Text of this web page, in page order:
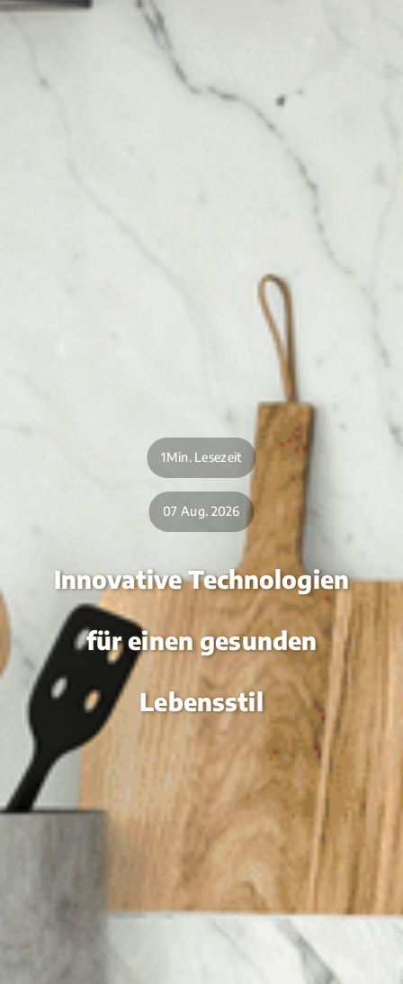
1Min. Lesezeit
07 Aug. 2026
Innovative Technologien
für einen gesunden
Lebensstil